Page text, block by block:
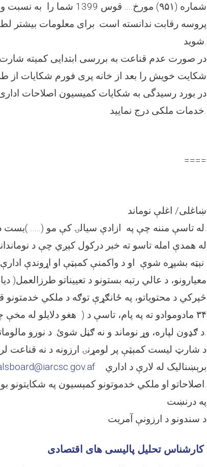
شماره (۹۵۱) مورخ.... قوس
پروسه رقابت ندانسته است. برای معلومات
شوید.
شکایت خویش را بعد از خانه پری فورم شکایات از
خدمات ملکی درج نمایید.
====
ښاغلی/ اغلې نوماند
له تاسې مننه چې په ازادې سیالۍ کې مو (..... )بست د تر لاسه کولو لپاره ګډون وکړ.
نېټه بشپړه شوې او د واکمنې کمېټې او اړوندې
معیارونو، د عالي رتبه بستونو د تعییناتو
۳۴ مادوموادو ته په پام، تاسې د ( هغو دلایلو له
د ګډون لپاره، وړ نوماند و نه ګڼل شوئ. د نورو مالوماتو لپاره خپل اکونټ ته مراجعه وکړئ.
اصلاحاتو او ملکي خدموتونو کمېسیون په شکایتونو بورډ کې ثبت کړئ.
په درنښت
د سندونو د ارزونې آمریت
کارشناس تحلیل پالیسی های اقتصادی